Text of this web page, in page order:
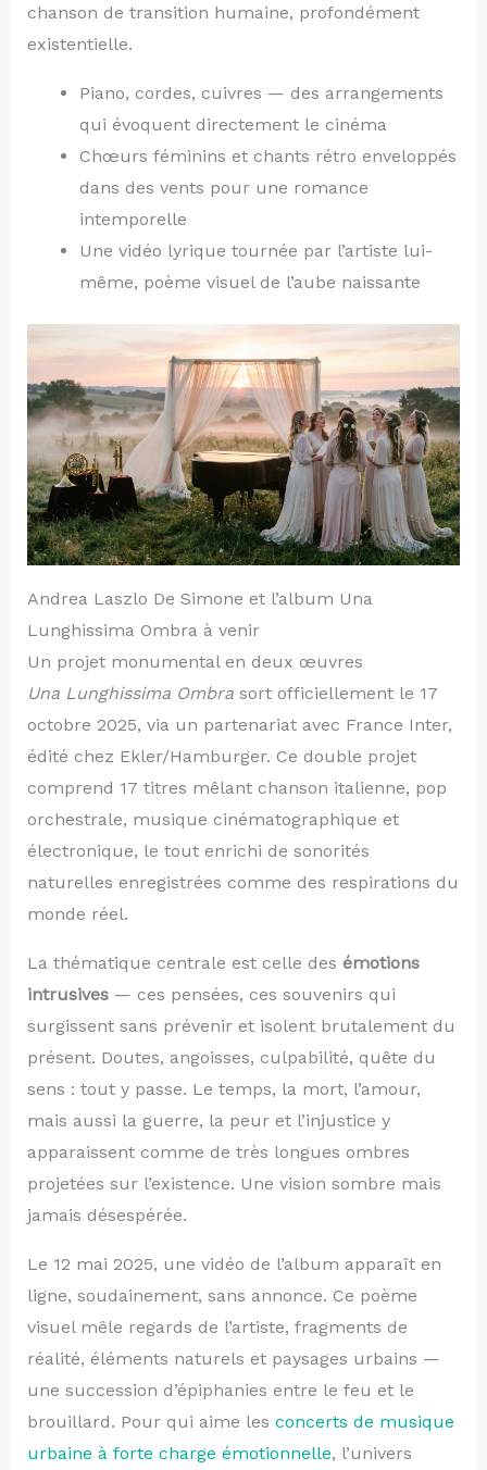
chanson de transition humaine, profondément
existentielle.
Piano, cordes, cuivres — des arrangements
qui évoquent directement le cinéma
Chœurs féminins et chants rétro enveloppés
dans des vents pour une romance
intemporelle
Une vidéo lyrique tournée par l’artiste lui-
même, poème visuel de l’aube naissante
Andrea Laszlo De Simone et l’album Una
Lunghissima Ombra à venir
Un projet monumental en deux œuvres
Una Lunghissima Ombrasort officiellement le 17
octobre 2025, via un partenariat avec France Inter,
édité chez Ekler/Hamburger. Ce double projet
comprend 17 titres mêlant chanson italienne, pop
orchestrale, musique cinématographique et
électronique, le tout enrichi de sonorités
naturelles enregistrées comme des respirations du
monde réel.
La thématique centrale est celle des émotions
intrusives— ces pensées, ces souvenirs qui
surgissent sans prévenir et isolent brutalement du
présent. Doutes, angoisses, culpabilité, quête du
sens : tout y passe. Le temps, la mort, l’amour,
mais aussi la guerre, la peur et l’injustice y
apparaissent comme de très longues ombres
projetées sur l’existence. Une vision sombre mais
jamais désespérée.
Le 12 mai 2025, une vidéo de l’album apparaît en
ligne, soudainement, sans annonce. Ce poème
visuel mêle regards de l’artiste, fragments de
réalité, éléments naturels et paysages urbains —
une succession d’épiphanies entre le feu et le
brouillard. Pour qui aime les concerts de musique
urbaine à forte charge émotionnelle, l’univers